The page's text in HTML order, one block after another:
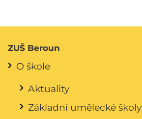
ZUŠ Beroun
O škole
Aktuality
Základní umělecké školy